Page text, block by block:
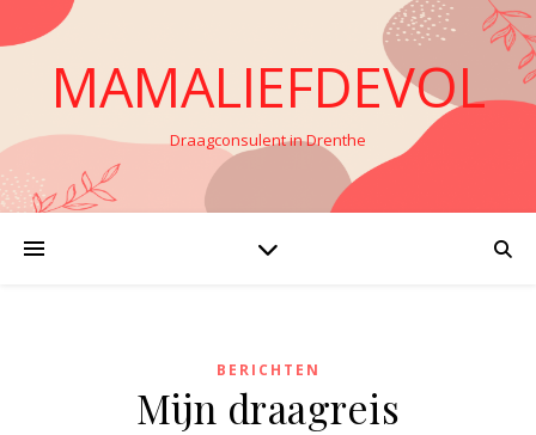
MAMALIEFDEVOL
Draagconsulent in Drenthe
BERICHTEN
Mijn draagreis